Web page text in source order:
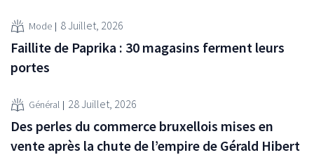
Mode 8 Juillet, 2026
Faillite de Paprika : 30 magasins ferment leurs
portes
Général 28 Juillet, 2026
Des perles du commerce bruxellois mises en
vente après la chute de l’empire de Gérald Hibert